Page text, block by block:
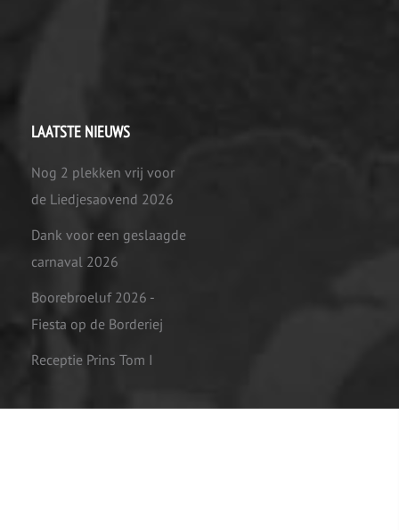
LAATSTE NIEUWS
Nog 2 plekken vrij voor
de Liedjesaovend 2026
Dank voor een geslaagde
carnaval 2026
Boorebroeluf 2026 -
Fiesta op de Borderiej
Receptie Prins Tom I